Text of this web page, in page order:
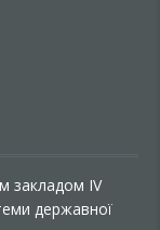
закладом IV
державної